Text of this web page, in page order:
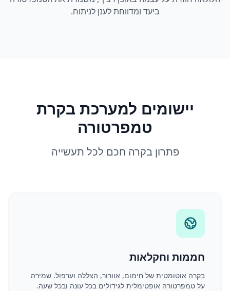
ביעד ומדווחת לענן לניתוח.
יישומים למערכת בקרת
טמפרטורה
פתרון בקרה חכם לכל תעשייה
חממות וחקלאות
בקרה אוטומטית של חימום, אוורור, הצללה וערפול. שמירה
על טמפרטורה אופטימלית לגידולים בכל עונה ובכל שעה.